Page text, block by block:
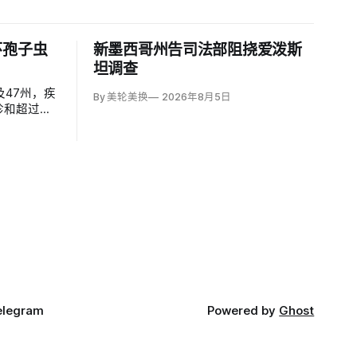
子虫
47州，疾
和超过
新墨西哥州告司法部阻挠爱泼斯
坦调查
By 美轮美换 2026年8月5日
Powered by Ghost